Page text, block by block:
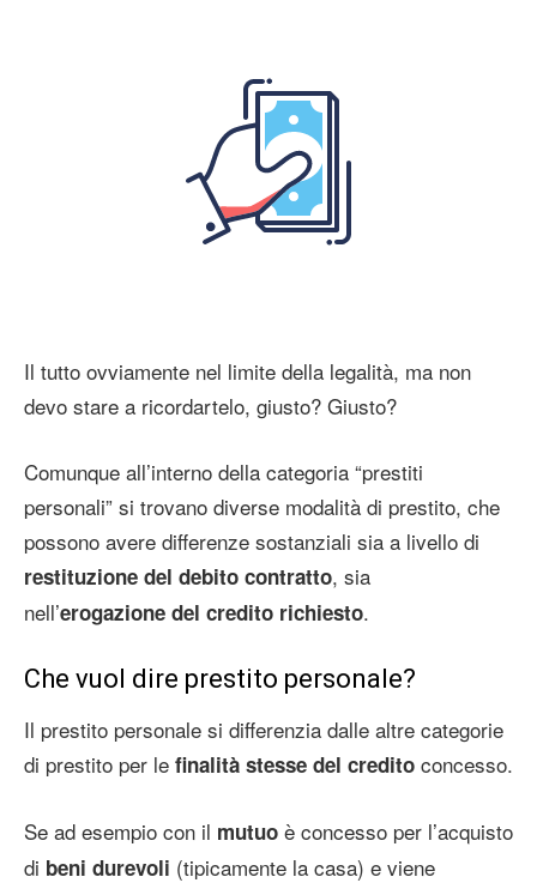
Il tutto ovviamente nel limite della legalità, ma non
devo stare a ricordartelo, giusto? Giusto?
Comunque all’interno della categoria “prestiti
personali” si trovano diverse modalità di prestito, che
possono avere differenze sostanziali sia a livello di
restituzione del debito contratto, sia
nell’erogazione del credito richiesto.
Che vuol dire prestito personale?
Il prestito personale si differenzia dalle altre categorie
di prestito per le finalità stesse del credito concesso.
Se ad esempio con il mutuo è concesso per l’acquisto
di beni durevoli (tipicamente la casa) e viene